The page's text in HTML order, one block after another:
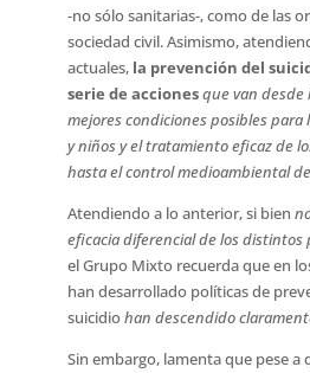
-no sólo sanitarias-, como de las
sociedad civil. Asimismo,
actuales, la prevención del
serie de accionesque van
mejores condiciones posibles para
y niños y el tratamiento eficaz de
hasta el control medioambiental de
Atendiendo a lo anterior, si bien 
eficacia diferencial de los distintos
el Grupo Mixto recuerda que en
han desarrollado políticas de
suicidio han descendido
Sin embargo, lamenta que pese a